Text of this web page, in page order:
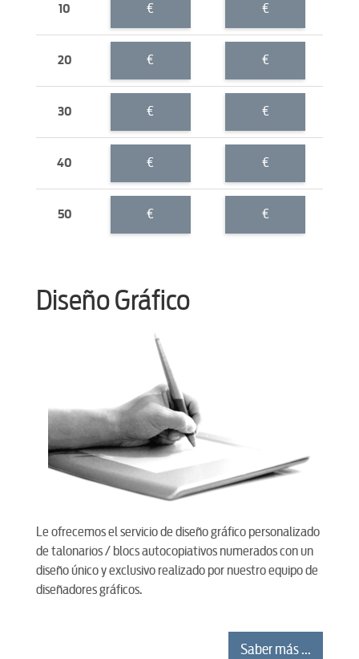
10 € €
20 € €
30 € €
40 € €
50 € €
Diseño Gráfico
Le ofrecemos el servicio de diseño gráfico personalizado
de talonarios / blocs autocopiativos numerados con un
diseño único y exclusivo realizado por nuestro equipo de
diseñadores gráficos.
Saber más ...